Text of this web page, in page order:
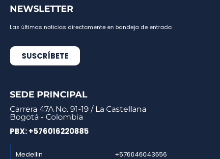
NEWSLETTER
Las últimas noticias directamente en bandeja de entrada
SUSCRÍBETE
SEDE PRINCIPAL
Carrera 47A No. 91-19 / La Castellana
Bogotá - Colombia
PBX: +576016220885
Medellin
+576046043656